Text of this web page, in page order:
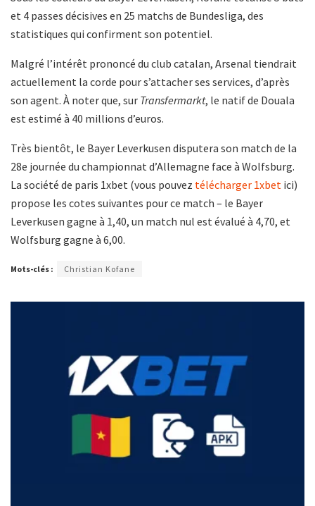
et 4 passes décisives en 25 matchs de Bundesliga, des
statistiques qui confirment son potentiel.
Malgré l’intérêt prononcé du club catalan, Arsenal tiendrait
actuellement la corde pour s’attacher ses services, d’après
son agent. À noter que, sur Transfermarkt, le natif de Douala
est estimé à 40 millions d’euros.
Très bientôt, le Bayer Leverkusen disputera son match de la
28e journée du championnat d’Allemagne face à Wolfsburg.
La société de paris 1xbet (vous pouvez télécharger 1xbet ici)
propose les cotes suivantes pour ce match – le Bayer
Leverkusen gagne à 1,40, un match nul est évalué à 4,70, et
Wolfsburg gagne à 6,00.
Mots-clés : Christian Kofane